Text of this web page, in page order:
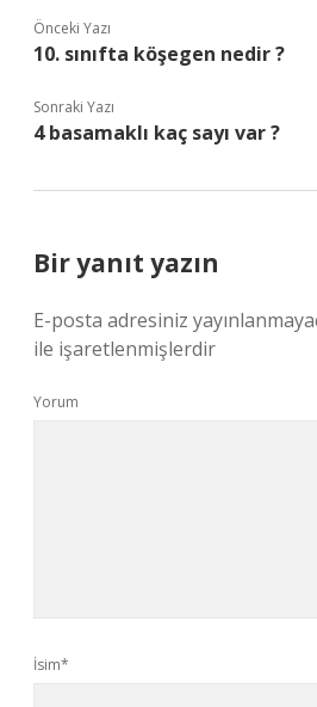
Önceki Yazı
10. sınıfta köşegen nedir ?
Sonraki Yazı
4 basamaklı kaç sayı var ?
Bir yanıt yazın
E-posta adresiniz
ile işaretlenmişlerdir
Yorum
İsim*